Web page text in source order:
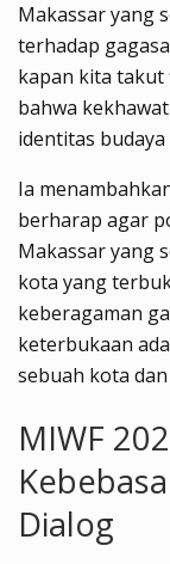
Makassar yang
terhadap
kapan kita takut
bahwa
identitas
Ia
berharap agar
Makassar yang
kota yang
keberagaman
keterbukaan
sebuah kota
MIWF
Dialog